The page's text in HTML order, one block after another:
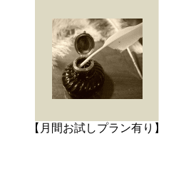
【月間お試しプラン有り】